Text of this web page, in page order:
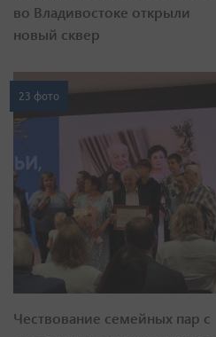
во Владивостоке открыли
новый сквер
23 фото
Чествование семейных пар с